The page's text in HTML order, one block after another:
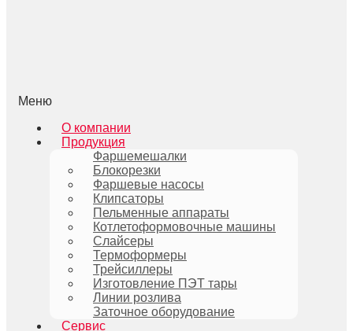
Меню
О компании
Продукция
Фаршемешалки
Блокорезки
Фаршевые насосы
Клипсаторы
Пельменные аппараты
Котлетоформовочные машины
Слайсеры
Термоформеры
Трейсиллеры
Изготовление ПЭТ тары
Линии розлива
Заточное оборудование
Сервис